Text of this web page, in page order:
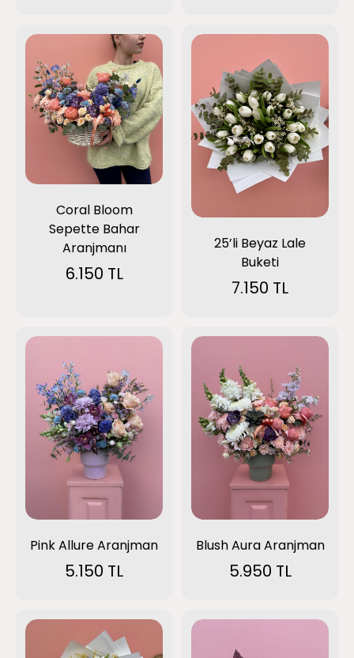
Coral Bloom
Sepette Bahar
Aranjmanı
6.150 TL
25’li Beyaz Lale
Buketi
7.150 TL
Pink Allure Aranjman
5.150 TL
Blush Aura Aranjman
5.950 TL